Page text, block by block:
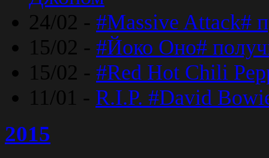
24/02 - #Massive Attack#
15/02 - #Йоко Оно#
15/02 - #Red Hot Chili
11/01 - R.I.P. #David
2015